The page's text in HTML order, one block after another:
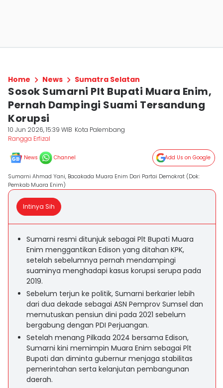
Home News Sumatra Selatan
Sosok Sumarni Plt Bupati Muara Enim,
Pernah Dampingi Suami Tersandung
Korupsi
10 Jun 2026, 15:39 WIB Kota Palembang
Rangga Erfizal
News Channel Add Us on Google
Sumarni Ahmad Yani, Bacakada Muara Enim Dari Partai Demokrat (Dok:
Pemkab Muara Enim)
Intinya Sih
Sumarni resmi ditunjuk sebagai Plt Bupati Muara
Enim menggantikan Edison yang ditahan KPK,
setelah sebelumnya pernah mendampingi
suaminya menghadapi kasus korupsi serupa pada
2019.
Sebelum terjun ke politik, Sumarni berkarier lebih
dari dua dekade sebagai ASN Pemprov Sumsel dan
memutuskan pensiun dini pada 2021 sebelum
bergabung dengan PDI Perjuangan.
Setelah menang Pilkada 2024 bersama Edison,
Sumarni kini memimpin Muara Enim sebagai Plt
Bupati dan diminta gubernur menjaga stabilitas
pemerintahan serta kelanjutan pembangunan
daerah.